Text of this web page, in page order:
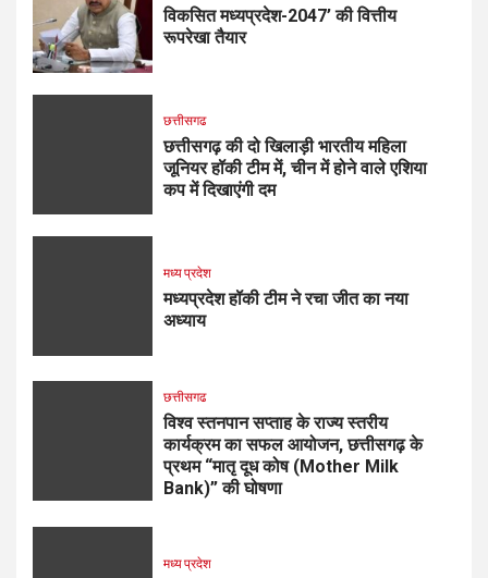
विकसित मध्यप्रदेश-2047’ की वित्तीय
रूपरेखा तैयार
छत्तीसगढ
छत्तीसगढ़ की दो खिलाड़ी भारतीय महिला
जूनियर हॉकी टीम में, चीन में होने वाले एशिया
कप में दिखाएंगी दम
मध्य प्रदेश
मध्यप्रदेश हॉकी टीम ने रचा जीत का नया
अध्याय
छत्तीसगढ
विश्व स्तनपान सप्ताह के राज्य स्तरीय
कार्यक्रम का सफल आयोजन, छत्तीसगढ़ के
प्रथम “मातृ दूध कोष (Mother Milk
Bank)” की घोषणा
मध्य प्रदेश